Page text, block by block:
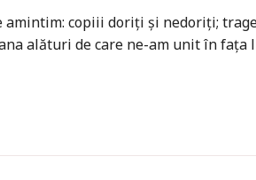
copiii doriți și nedoriți;
alături de care ne-am unit în fața